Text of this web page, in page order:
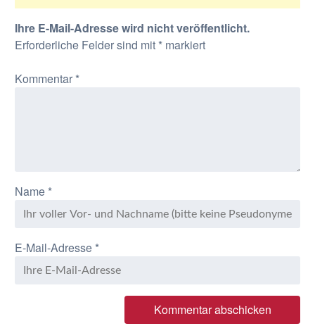
Ihre E-Mail-Adresse wird nicht veröffentlicht.
Erforderliche Felder sind mit *markiert
Kommentar *
Name *
E-Mail-Adresse *